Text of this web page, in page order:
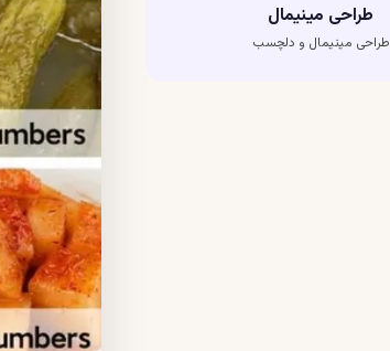
طراحی مینیمال
طراحی مینیمال و دلچسب